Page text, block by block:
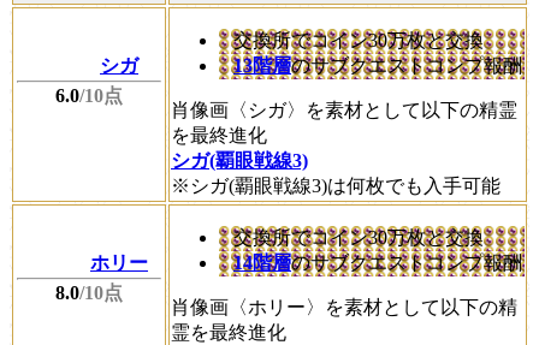
シガ
6.0/10点
交換所でコイン30万枚と交換
13階層のサブクエストコンプ報酬
肖像画〈シガ〉を素材として以下の精霊
を最終進化
シガ(覇眼戦線3)
※シガ(覇眼戦線3)は何枚でも入手可能
ホリー
8.0/10点
交換所でコイン30万枚と交換
14階層のサブクエストコンプ報酬
肖像画〈ホリー〉を素材として以下の精
霊を最終進化